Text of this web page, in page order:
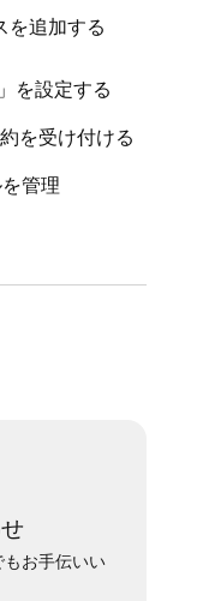
を追加する
を設定する
を受け付ける
管理
もお手伝いい